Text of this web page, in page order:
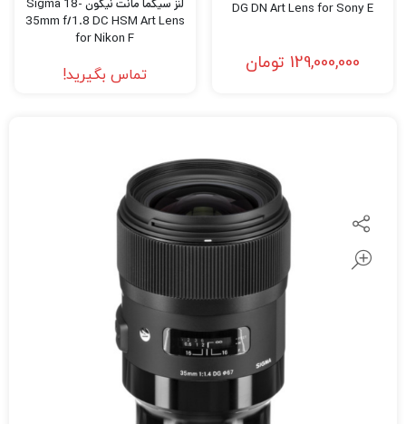
DG DN Art Lens for Sony E
129,000,000 تومان
لنز سیگما مانت نیکون Sigma 18-
35mm f/1.8 DC HSM Art Lens
for Nikon F
تماس بگیرید!